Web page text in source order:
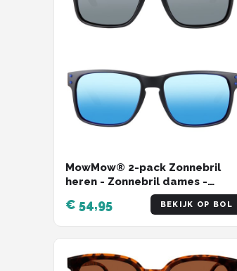
MowMow® 2-pack Zonnebril
heren - Zonnebril dames -
Gepolariseerd -X-CelLens
€ 54,95 BEKIJK OP BOL